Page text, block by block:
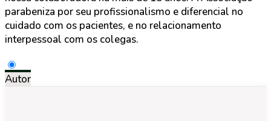
parabeniza por seu profissionalismo e diferencial no
cuidado com os pacientes, e no relacionamento
interpessoal com os colegas.
Autor